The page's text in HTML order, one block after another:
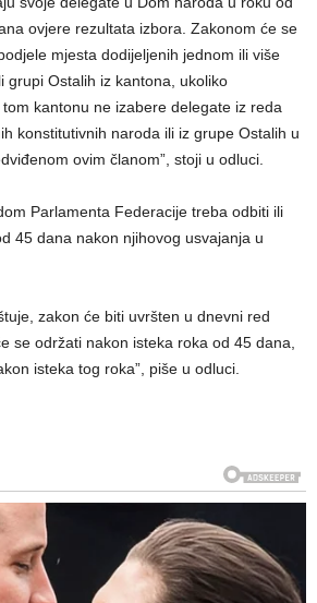
ovjere rezultata izbora. Zakonom će se
mjesta dodijeljenih jednom ili više
grupi Ostalih iz kantona, ukoliko
kantonu ne izabere delegate iz reda
konstitutivnih naroda ili iz grupe Ostalih u
ovim članom”, stoji u odluci.
Parlamenta Federacije treba odbiti ili
45 dana nakon njihovog usvajanja u
zakon će biti uvršten u dnevni red
se održati nakon isteka roka od 45 dana,
isteka tog roka”, piše u odluci.